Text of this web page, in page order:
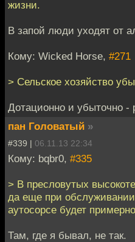
жизни.
В запой люди уходят от
Кому: Wicked Horse, #271
> Сельское хозяйство
Дотационно и убыточно -
пан Головатый »
#339 | 06.11.13 22:34
Кому: bqbr0, #335
> В пресловутых
да еще при
аутосорсе будет
Там, где я бывал, не так.